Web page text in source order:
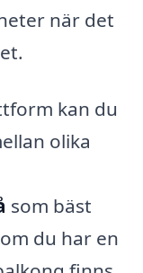
när det
kan du
olika
som bäst
du har en